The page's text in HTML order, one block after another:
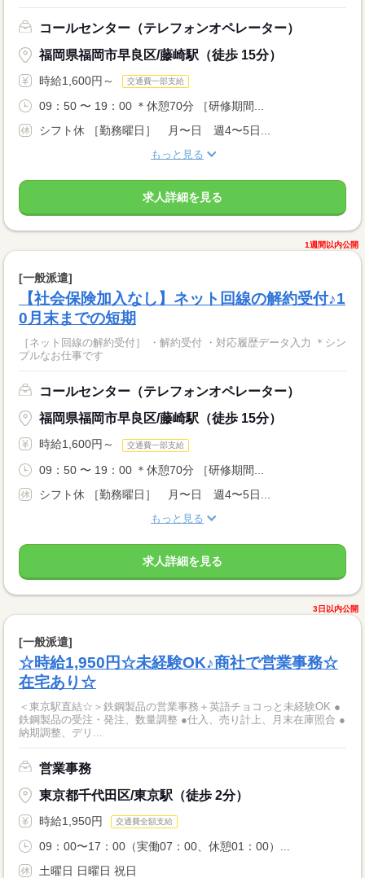
コールセンター（テレフォンオペレーター）
福岡県福岡市早良区/藤崎駅（徒歩 15分）
時給1,600円～ 交通費一部支給
09：50 〜 19：00 ＊休憩70分 ［研修期間...
シフト休 ［勤務曜日］ 月〜日 週4〜5日...
もっと見る
求人詳細を見る
1週間以内公開
[一般派遣]
【社会保険加入なし】ネット回線の解約受付♪1
0月末までの短期
［ネット回線の解約受付］ ・解約受付 ・対応履歴データ入力 ＊シン
プルなお仕事です
コールセンター（テレフォンオペレーター）
福岡県福岡市早良区/藤崎駅（徒歩 15分）
時給1,600円～ 交通費一部支給
09：50 〜 19：00 ＊休憩70分 ［研修期間...
シフト休 ［勤務曜日］ 月〜日 週4〜5日...
もっと見る
求人詳細を見る
3日以内公開
[一般派遣]
☆時給1,950円☆未経験OK♪商社で営業事務☆
在宅あり☆
＜東京駅直結☆＞鉄鋼製品の営業事務＋英語チョコっと未経験OK ●
鉄鋼製品の受注・発注、数量調整 ●仕入、売り計上、月末在庫照合 ●
納期調整、デリ...
営業事務
東京都千代田区/東京駅（徒歩 2分）
時給1,950円 交通費全額支給
09：00〜17：00（実働07：00、休憩01：00）...
土曜日 日曜日 祝日